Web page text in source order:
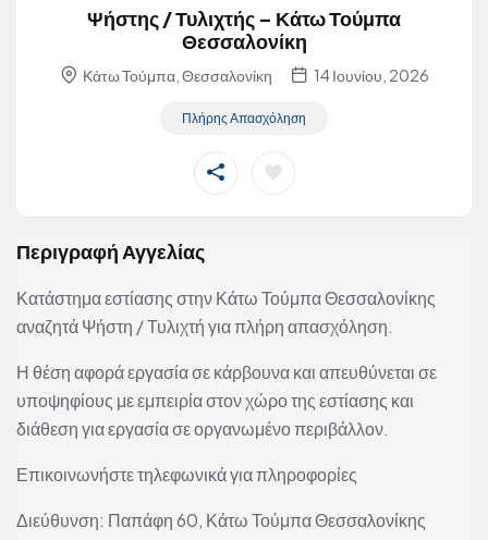
Ψήστης / Τυλιχτής – Κάτω Τούμπα
Θεσσαλονίκη
Κάτω Τούμπα, Θεσσαλονίκη 14 Ιουνίου, 2026
Πλήρης Απασχόληση
Περιγραφή Αγγελίας
Κατάστημα εστίασης στην Κάτω Τούμπα Θεσσαλονίκης
αναζητά Ψήστη / Τυλιχτή για πλήρη απασχόληση.
Η θέση αφορά εργασία σε κάρβουνα και απευθύνεται σε
υποψηφίους με εμπειρία στον χώρο της εστίασης και
διάθεση για εργασία σε οργανωμένο περιβάλλον.
Επικοινωνήστε τηλεφωνικά για πληροφορίες
Διεύθυνση: Παπάφη 60, Κάτω Τούμπα Θεσσαλονίκης